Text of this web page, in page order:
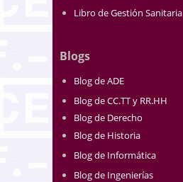
Libro de Gestión Sanitaria
Blogs
Blog de ADE
Blog de CC.TT y RR.HH
Blog de Derecho
Blog de Historia
Blog de Informática
Blog de Ingenierías